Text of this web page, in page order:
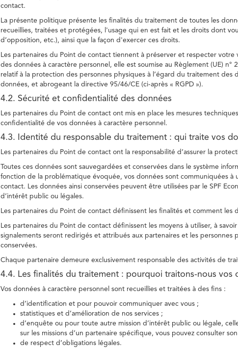
contact.
La présente politique présente les finalités du traitement de toutes les
recueillies, traitées et protégées, l'usage qui en est fait et les droits dont
d’opposition, etc.), ainsi que la façon d'exercer ces droits.
Les partenaires du Point de contact tiennent à préserver et respecter
des données à caractère personnel, elle est soumise au Règlement (UE)
relatif à la protection des personnes physiques à l’égard du traitement
données, et abrogeant la directive 95/46/CE (ci-après « RGPD »).
4.2. Sécurité et confidentialité des données
Les partenaires du Point de contact ont mis en place les mesures
confidentialité de vos données à caractère personnel.
4.3. Identité du responsable du traitement : qui traite vos
Les partenaires du Point de contact ont la responsabilité d’assurer la
Toutes ces données sont sauvegardées et conservées dans le système
fonction de la problématique évoquée, vos données sont communiquées
contact. Les données ainsi conservées peuvent être utilisées par le SPF
d’intérêt public ou légales.
Les partenaires du Point de contact définissent les finalités et comment les
Les partenaires du Point de contact définissent les moyens à utiliser, à
signalements seront redirigés et attribués aux partenaires et les personnes
conservées.
Chaque partenaire demeure exclusivement responsable des activités de
4.4. Les finalités du traitement : pourquoi traitons-nous vos
Vos données à caractère personnel sont recueillies et traitées à des fins :
d’identification et pour pouvoir communiquer avec vous ;
statistiques et d’amélioration de nos services ;
d’enquête ou pour toute autre mission d’intérêt public ou légale,
sur les missions d’un partenaire spécifique, vous pouvez consulter
de respect d’obligations légales.